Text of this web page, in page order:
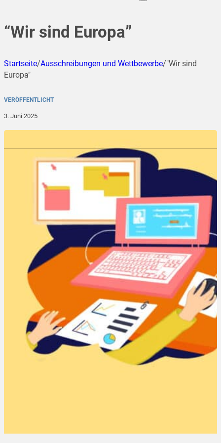
“Wir sind Europa”
Startseite/Ausschreibungen und Wettbewerbe/"Wir sind
Europa"
VERÖFFENTLICHT
3. Juni 2025